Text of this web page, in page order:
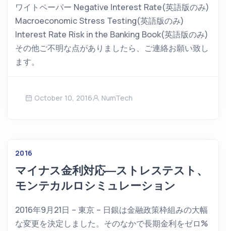
ワイトペーパー Negative Interest Rate(英語版のみ)
Macroeconomic Stress Testing(英語版のみ)
Interest Rate Risk in the Banking Book(英語版のみ)
その他ご不明な点がありましたら、ご連絡お願い致し
ます。
October 10, 2016 NumTech
2016
マイナス金利対応―ストレステスト、
モンテカルロシミュレーション
2016年9月21日 – 東京 – 日銀は金融政策枠組みの大幅
な変更を決定しました。そのなかで長期金利をゼロ%